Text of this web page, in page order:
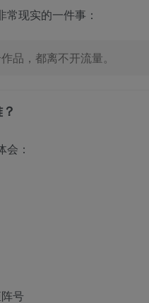
现实的一件事：
品，都离不开流量。
：
号